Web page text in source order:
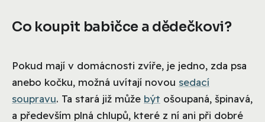
Co koupit babičce a dědečkovi?
Pokud mají v domácnosti zvíře, je jedno, zda psa
anebo kočku, možná uvítají novou sedací
soupravu. Ta stará již může být ošoupaná, špinavá,
a především plná chlupů, které z ní ani při dobré